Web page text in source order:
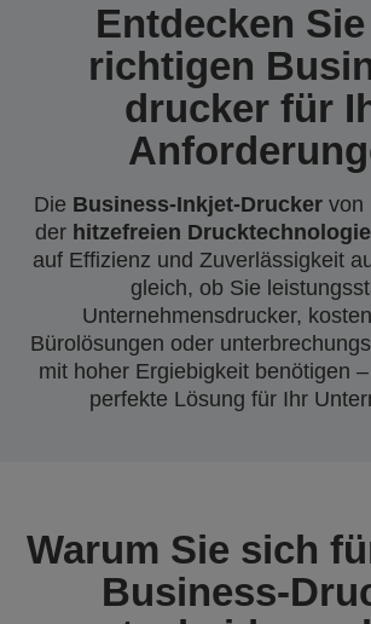
Entdecken
richtigen
drucker für
Die Business-Inkjet-Drucker von
der hitzefreien Drucktechnologie
auf Effizienz und Zuverlässigkeit
gleich, ob Sie
Unternehmensdrucker,
Bürolösungen oder
mit hoher Ergiebigkeit benötigen
perfekte Lösung für Ihr
Warum Sie sich
Business-